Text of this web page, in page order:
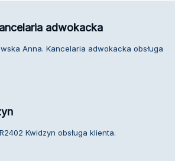
adwokacka
Anna. Kancelaria adwokacka obsługa
Kwidzyn obsługa klienta.